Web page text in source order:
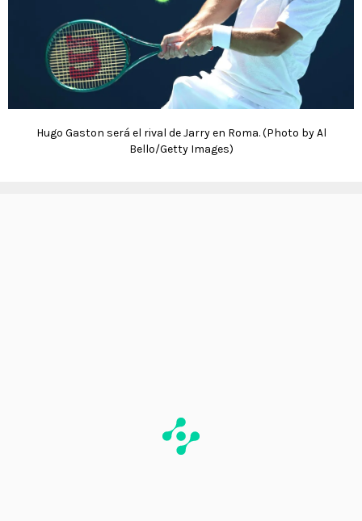
Hugo Gaston será el rival de Jarry en Roma. (Photo by Al
Bello/Getty Images)